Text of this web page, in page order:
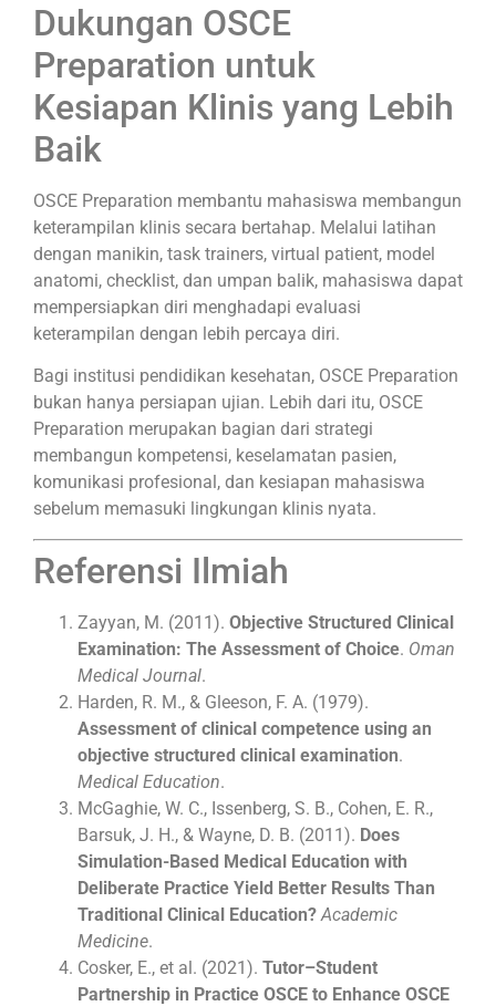
Dukungan OSCE
Preparation untuk
Kesiapan Klinis yang Lebih
Baik
OSCE Preparation membantu mahasiswa membangun
keterampilan klinis secara bertahap. Melalui latihan
dengan manikin, task trainers, virtual patient, model
anatomi, checklist, dan umpan balik, mahasiswa dapat
mempersiapkan diri menghadapi evaluasi
keterampilan dengan lebih percaya diri.
Bagi institusi pendidikan kesehatan, OSCE Preparation
bukan hanya persiapan ujian. Lebih dari itu, OSCE
Preparation merupakan bagian dari strategi
membangun kompetensi, keselamatan pasien,
komunikasi profesional, dan kesiapan mahasiswa
sebelum memasuki lingkungan klinis nyata.
Referensi Ilmiah
Zayyan, M. (2011). Objective Structured Clinical
Examination: The Assessment of Choice. Oman
Medical Journal.
Harden, R. M., & Gleeson, F. A. (1979).
Assessment of clinical competence using an
objective structured clinical examination.
Medical Education.
McGaghie, W. C., Issenberg, S. B., Cohen, E. R.,
Barsuk, J. H., & Wayne, D. B. (2011). Does
Simulation-Based Medical Education with
Deliberate Practice Yield Better Results Than
Traditional Clinical Education? Academic
Medicine.
Cosker, E., et al. (2021). Tutor–Student
Partnership in Practice OSCE to Enhance OSCE